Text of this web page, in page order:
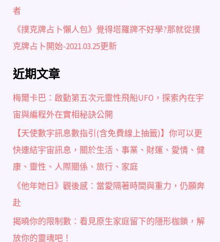
者
《撲克牌占卜懶人包》覺得塔羅牌不好學?那就從撲
克牌占卜開始-2021.03.25更新
近期文章
梅爾卡巴：啟動第五次元靈性飛船UFO，探索內在宇
宙與編程外在實相秘訣公開
【天使數字訊息數指引(含免費線上抽籤)】你可以更
快連結宇宙訊息，關於生活、事業、財運、愛情、健
康、靈性、人際關係、旅行、家庭
《他年她日》觀後感：當愛隔著時間與重力，仍願奔
赴
揭曉你的限制數：看見原生家庭留下的隱形枷鎖，解
放你的靈魂吧！